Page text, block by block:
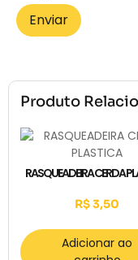
Produto
RASQUEADEIRA CERDA
R$3,50
Adicionar ao